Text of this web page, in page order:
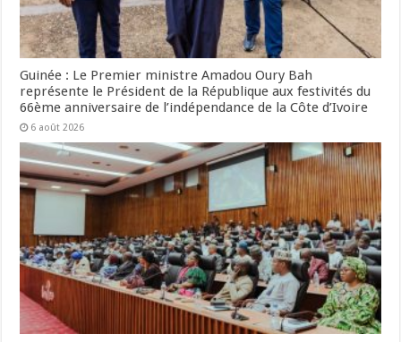
Guinée : Le Premier ministre Amadou Oury Bah
représente le Président de la République aux festivités du
66ème anniversaire de l’indépendance de la Côte d’Ivoire
6 août 2026